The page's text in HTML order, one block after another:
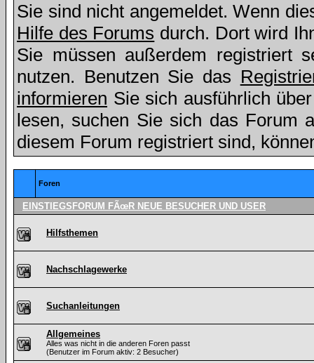
Sie sind nicht angemeldet. Wenn
Hilfe des Forums durch. Dort wird
Sie müssen außerdem registriert
nutzen. Benutzen Sie das
informieren Sie sich ausführlich
lesen, suchen Sie sich das Forum
diesem Forum registriert sind,
Foren
EINSTIEGSFORUM FÃœR NEUE BESUCHER UND USER
Hilfsthemen
Nachschlagewerke
Suchanleitungen
Allgemeines
Alles was nicht in die anderen Foren passt
(Benutzer im Forum aktiv: 2 Besucher)